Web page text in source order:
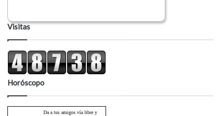
Visitas
Horóscopo